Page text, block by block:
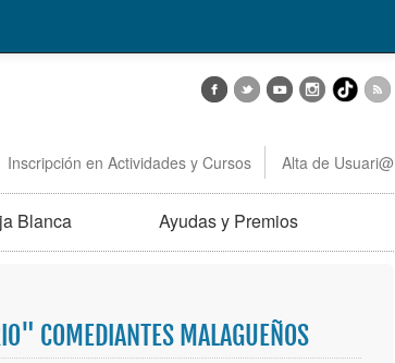
Inscripción en Actividades y Cursos Alta de Usuari@
Blanca Ayudas y Premios
COMEDIANTES MALAGUEÑOS